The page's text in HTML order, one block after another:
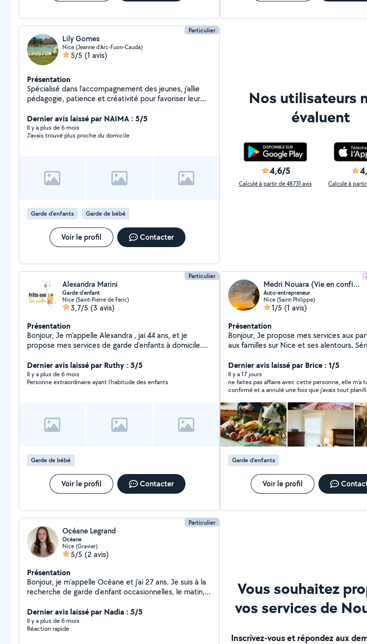
Particulier
Lily Gomes
Nice (Jeanne d'Arc-Fuon-Cauda)
5/5 (1 avis)
Présentation
Spécialisé dans l'accompagnement des jeunes, j'allie
pédagogie, patience et créativité pour favoriser leur
Dernier avis laissé par NAIMA : 5/5
Il y a plus de 6 mois
J’avais trouvé plus proche du domicile
Garde d'enfants Garde de bébé
Voir le profil Contacter
Nos utilisateurs
évaluent
4,6/5
Calculé à partir de 48731 avis Calculé à
Particulier
Alexandra Marini
Garde d’enfant
Nice (Saint-Pierre de Feric)
3,7/5 (3 avis)
Présentation
Bonjour, Je m'appelle Alexandra , jai 44 ans, et je
propose mes services de garde d'enfants à domicile.
mercredis, ainsi que tout au long de juillet et août, je
serais ravie de m'occuper de vos enfants, que ce soit
pour des gardes ponctuelles ou régulières. Sérieuse,
des activités calmes ou créatives selon leur âge et
leurs envies. N'hésitez pas à me contacter pour plus
bientôt, Alexandra.
Dernier avis laissé par Ruthy : 5/5
Il y a plus de 6 mois
Personne extraordinaire ayant l’habitude des enfants
Garde de bébé
Voir le profil Contacter
Medri Nouara (Vie en confiance)
Auto-entrepreneur
Nice (Saint-Philippe)
1/5 (1 avis)
Présentation
Bonjour, Je propose mes services aux
aux familles sur Nice et ses alentours.
d'enfants, y compris les enfants en
handicap ou rencontrant des difficultés
d'apprentissage. Je propose également
scolaire, de l'aide aux devoirs, un
lecture, à l'écriture et à la concentration. Je réalise
aussi des prestations de ménage,
courses,accompagnement aux rendez-
administrative, conciergerie et diverses
quotidien. Disponible pour des missions
auprès des particuliers ou des
(commerce, accueil, restauration, services).
objectif est d'apporter une aide de
aux besoins de chacun, avec
respect et discrétion.
Dernier avis laissé par Brice : 1/5
Il y a 17 jours
ne faites pas affaire avec cette personne, elle m’a
confirmé et a annulé une fois que j’avais tout
Garde d'enfants
Voir le profil
Particulier
Océane Legrand
Océane
Nice (Gravier)
5/5 (2 avis)
Présentation
Bonjour, je m'appelle Océane et j'ai 27 ans. Je suis à la
recherche de garde d'enfant occasionnelles, le matin,
et j'en suis totalement gaga J'ai eu l'occasion de
travailler avec plusieurs familles en CDI, et ai gardé des
enfants de 0 mois à 12 ans. Je suis douce,
Dernier avis laissé par Nadia : 5/5
Il y a plus de 6 mois
Réaction rapide
Vous souhaitez
vos services de
Inscrivez-vous et répondez aux